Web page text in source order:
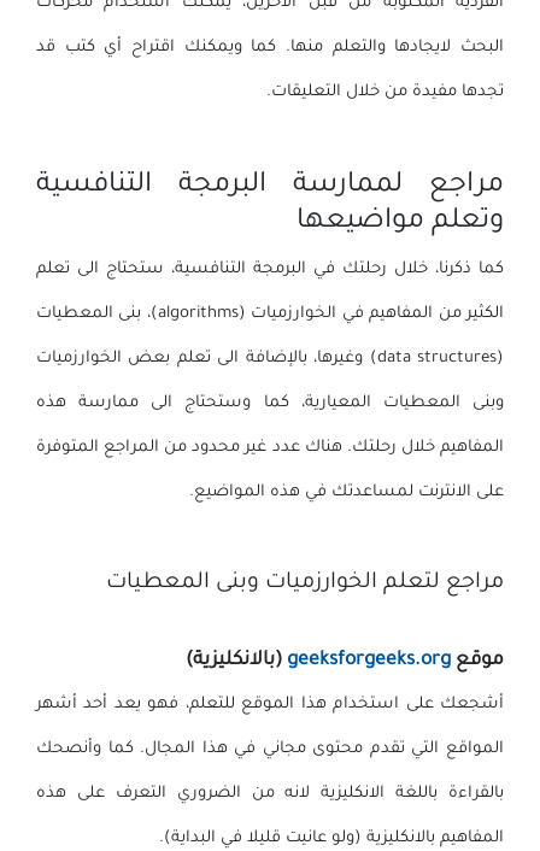
البحث لايجادها والتعلم منها. كما ويمكنك اقتراح أي كتب قد
تجدها مفيدة من خلال التعليقات.
مراجع لممارسة البرمجة التنافسية
وتعلم مواضيعها
كما ذكرنا، خلال رحلتك في البرمجة التنافسية، ستحتاج الى تعلم
الكثير من المفاهيم في الخوارزميات (algorithms)، بنى المعطيات
(data structures) وغيرها، بالإضافة الى تعلم بعض الخوارزميات
وبنى المعطيات المعيارية، كما وستحتاج الى ممارسة هذه
المفاهيم خلال رحلتك. هناك عدد غير محدود من المراجع المتوفرة
على الانترنت لمساعدتك في هذه المواضيع.
مراجع لتعلم الخوارزميات وبنى المعطيات
موقع geeksforgeeks.org (بالانكليزية)
أشجعك على استخدام هذا الموقع للتعلم، فهو يعد أحد أشهر
المواقع التي تقدم محتوى مجاني في هذا المجال. كما وأنصحك
بالقراءة باللغة الانكليزية لانه من الضروري التعرف على هذه
المفاهيم بالانكليزية (ولو عانيت قليلا في البداية).